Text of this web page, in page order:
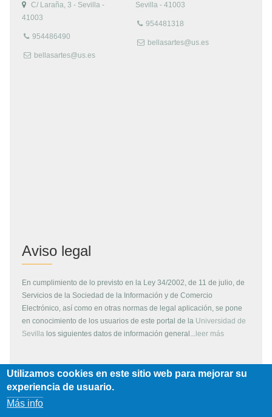
C/ Laraña, 3 - Sevilla -
41003
954486490
bellasartes@us.es
Sevilla - 41003
954481318
bellasartes@us.es
Aviso legal
En cumplimiento de lo previsto en la Ley 34/2002, de 11 de julio, de
Servicios de la Sociedad de la Información y de Comercio
Electrónico, así como en otras normas de legal aplicación, se pone
en conocimiento de los usuarios de este portal de la Universidad de
Sevilla los siguientes datos de información general... leer más
Copyright
Todos los contenidos de este servidor WEB, son propiedad de la
Utilizamos cookies en este sitio web para mejorar su
experiencia de usuario.
Más info